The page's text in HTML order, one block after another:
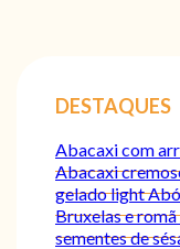
DESTAQUES
Abacaxi com
Abacaxi
gelado light
Bruxelas e romã
sementes de